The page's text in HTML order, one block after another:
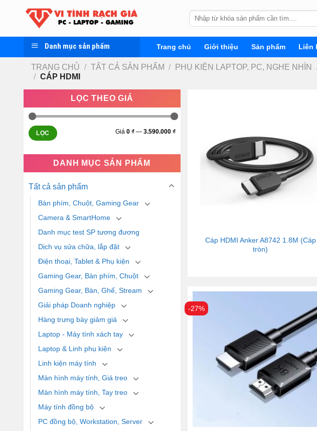
Tìm
kiếm:
Danh mục sản phẩm Trang chủ Giới thiệu Sản phẩm Liên
TRANG CHỦ / TẤT CẢ SẢN PHẨM / PHỤ KIỆN LAPTOP, PC, NGHE NHÌN
/ CÁP HDMI
LỌC THEO GIÁ
LỌC Giá 0 ₫— 3.590.000 ₫
DANH MỤC SẢN PHẨM
Tất cả sản phẩm
Bàn phím, Chuột, Gaming Gear
Camera & SmartHome
Danh mục test SP tương đương
Dịch vụ sửa chữa, lắp đặt
Điện thoại, Tablet & Phụ kiện
Gaming Gear, Bàn phím, Chuột
Gaming Gear, Bàn, Ghế, Stream
Giải pháp Doanh nghiệp
Hàng trưng bày giảm giá
Laptop - Máy tính xách tay
Laptop & Linh phụ kiện
Linh kiện máy tính
Màn hình máy tính, Giá treo
Màn hình máy tính, Tay treo
Máy tính đồng bộ
PC đồng bộ, Workstation, Server
Cáp HDMI Anker A8742 1.8M (Cáp
tròn)
-27%